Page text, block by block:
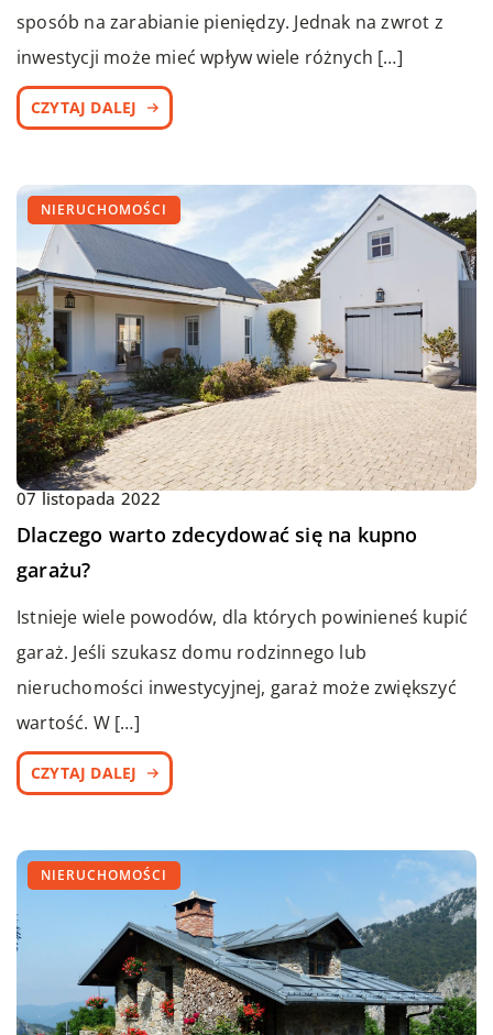
sposób na zarabianie pieniędzy. Jednak na zwrot z
inwestycji może mieć wpływ wiele różnych […]
CZYTAJ DALEJ
NIERUCHOMOŚCI
07 listopada 2022
Dlaczego warto zdecydować się na kupno
garażu?
Istnieje wiele powodów, dla których powinieneś kupić
garaż. Jeśli szukasz domu rodzinnego lub
nieruchomości inwestycyjnej, garaż może zwiększyć
wartość. W […]
CZYTAJ DALEJ
NIERUCHOMOŚCI